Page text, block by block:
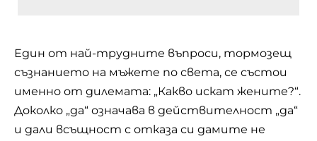
Един от най-трудните въпроси, тормозещ
съзнанието на мъжете по света, се състои
именно от дилемата: „Какво искат жените?“.
Доколко „да“ означава в действителност „да“
и дали всъщност с отказа си дамите не